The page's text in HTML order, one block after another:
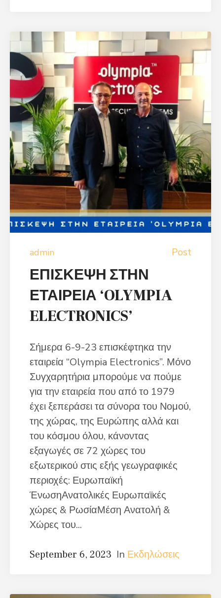
admin Post
ΕΠΙΣΚΕΨΗ ΣΤΗΝ
ΕΤΑΙΡΕΙΑ ‘OLYMPIA
ELECTRONICS’
Σήμερα 6-9-23 επισκέφτηκα την
εταιρεία “Olympia Electronics”. Μόνο
Συγχαρητήρια μπορούμε να πούμε
για την εταιρεία που από το 1979
έχει ξεπεράσει τα σύνορα του Νομού,
της χώρας, της Ευρώπης αλλά και
του κόσμου όλου, κάνοντας
εξαγωγές σε 72 χώρες του
εξωτερικού στις εξής γεωγραφικές
περιοχές: Ευρωπαϊκή
ΈνωσηΑνατολικές Ευρωπαϊκές
χώρες & ΡωσίαΜέση Ανατολή &
Χώρες του...
September 6, 2023 In Εκδηλώσεις